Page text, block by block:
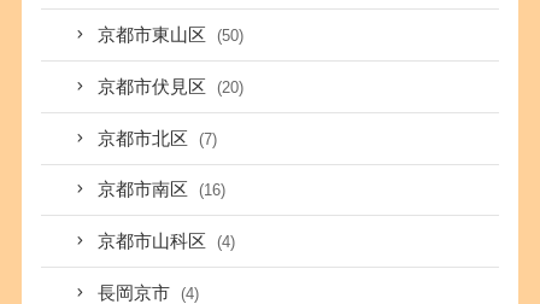
京都市東山区 (50)
京都市伏見区 (20)
京都市北区 (7)
京都市南区 (16)
京都市山科区 (4)
長岡京市 (4)